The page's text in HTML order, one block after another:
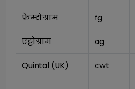
फ़ेम्टोग्राम fg
एट्टोग्राम ag
Quintal (UK) cwt